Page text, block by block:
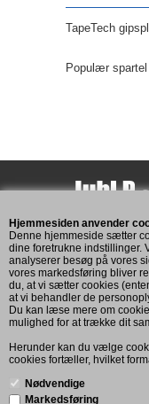
Hjemmesiden anvender
Denne hjemmeside sætter
dine foretrukne indstillinger.
analyserer besøg på vores
vores markedsføring bliver
du, at vi sætter cookies
at vi behandler de
Du kan læse mere om
mulighed for at trække dit
Herunder kan du vælge
cookies fortæller, hvilket
Nødvendige
Markedsføring
TapeTech
Populær spartel
Assensvej 193
5771 Stenstrup
CVR: 11269893
Mandag til
Telefon: +45
post@juhlp.dk